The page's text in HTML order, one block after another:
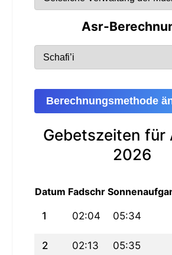
Asr-
Berechnungsmethode
Gebetszeiten für
2026
Datum Fadschr
1 02:04 05:34
2 02:13 05:35